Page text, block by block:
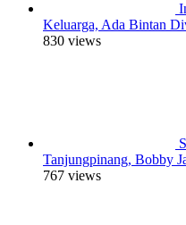
Keluarga, Ada Bintan
830 views
Tanjungpinang, Bobby
767 views